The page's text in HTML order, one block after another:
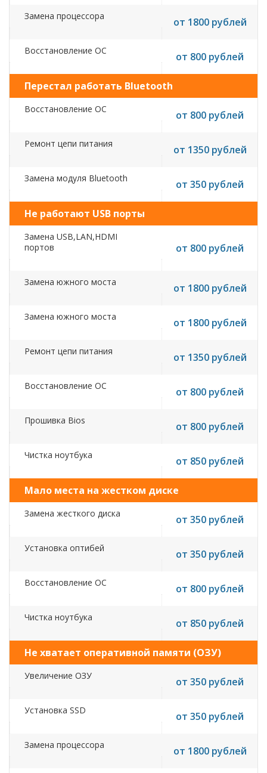
Замена процессора от 1800 рублей
Восстановление ОС от 800 рублей
Перестал работать Bluetooth
Восстановление ОС от 800 рублей
Ремонт цепи питания от 1350 рублей
Замена модуля Bluetooth от 350 рублей
Не работают USB порты
Замена USB,LAN,HDMI
портов
от 800 рублей
Замена южного моста от 1800 рублей
Замена южного моста от 1800 рублей
Ремонт цепи питания от 1350 рублей
Восстановление ОС от 800 рублей
Прошивка Bios от 800 рублей
Чистка ноутбука от 850 рублей
Мало места на жестком диске
Замена жесткого диска от 350 рублей
Установка оптибей от 350 рублей
Восстановление ОС от 800 рублей
Чистка ноутбука от 850 рублей
Не хватает оперативной памяти (ОЗУ)
Увеличение ОЗУ от 350 рублей
Установка SSD от 350 рублей
Замена процессора от 1800 рублей